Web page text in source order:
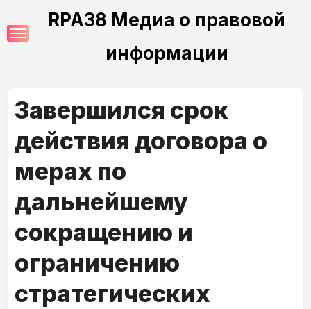
RPA38 Медиа о правовой
информации
Завершился срок
действия договора о
мерах по
дальнейшему
сокращению и
ограничению
стратегических